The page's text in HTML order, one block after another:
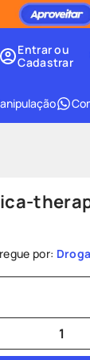
Entrar ou
Cadastrar
por: